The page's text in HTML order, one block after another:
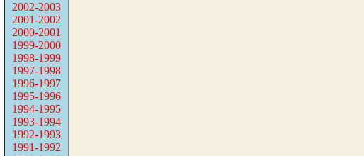
2002-2003
2001-2002
2000-2001
1999-2000
1998-1999
1997-1998
1996-1997
1995-1996
1994-1995
1993-1994
1992-1993
1991-1992